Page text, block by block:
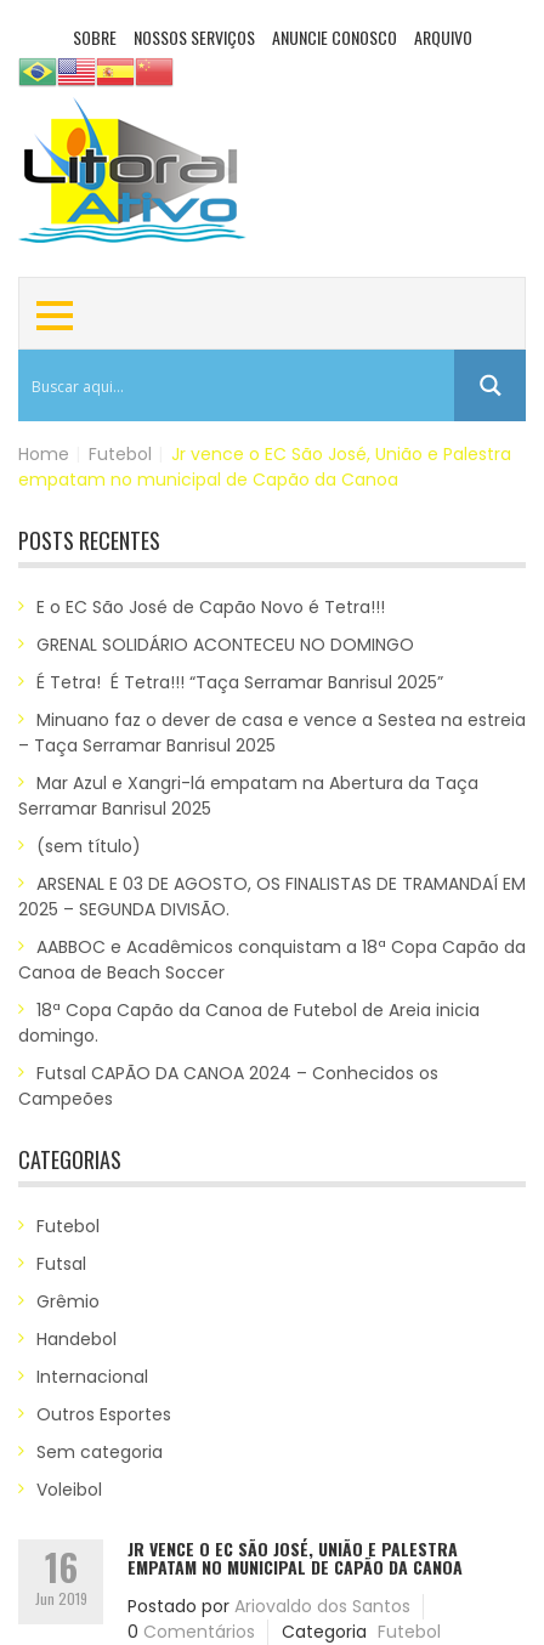
SOBRE NOSSOS SERVIÇOS ANUNCIE CONOSCO ARQUIVO
Home Futebol
Jr vence o EC São José, União e Palestra
empatam no municipal de Capão da Canoa
POSTS RECENTES
E o EC São José de Capão Novo é Tetra!!!
GRENAL SOLIDÁRIO ACONTECEU NO DOMINGO
É Tetra! É Tetra!!! “Taça Serramar Banrisul 2025”
Minuano faz o dever de casa e vence a Sestea na estreia
– Taça Serramar Banrisul 2025
Mar Azul e Xangri-lá empatam na Abertura da Taça
Serramar Banrisul 2025
(sem título)
ARSENAL E 03 DE AGOSTO, OS FINALISTAS DE TRAMANDAÍ EM
2025 – SEGUNDA DIVISÃO.
AABBOC e Acadêmicos conquistam a 18ª Copa Capão da
Canoa de Beach Soccer
18ª Copa Capão da Canoa de Futebol de Areia inicia
domingo.
Futsal CAPÃO DA CANOA 2024 – Conhecidos os
Campeões
CATEGORIAS
Futebol
Futsal
Grêmio
Handebol
Internacional
Outros Esportes
Sem categoria
Voleibol
16
Jun 2019
JR VENCE O EC SÃO JOSÉ, UNIÃO E PALESTRA
EMPATAM NO MUNICIPAL DE CAPÃO DA CANOA
Postado por Ariovaldo dos Santos
0 Comentários Categoria Futebol